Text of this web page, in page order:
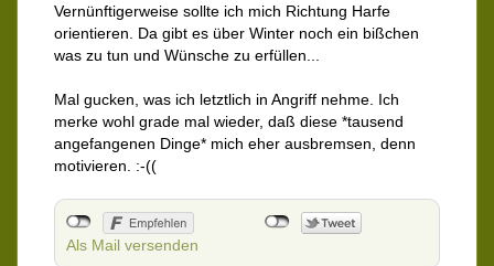
Vernünftigerweise sollte ich mich Richtung Harfe
orientieren. Da gibt es über Winter noch ein bißchen
was zu tun und Wünsche zu erfüllen...
Mal gucken, was ich letztlich in Angriff nehme. Ich
merke wohl grade mal wieder, daß diese *tausend
angefangenen Dinge* mich eher ausbremsen, denn
motivieren. :-((
Als Mail versenden